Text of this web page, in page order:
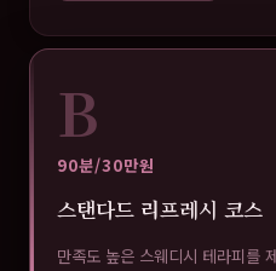
B
90분/30만원
스탠다드 리프레시 코스
만족도 높은 스웨디시 테라피를